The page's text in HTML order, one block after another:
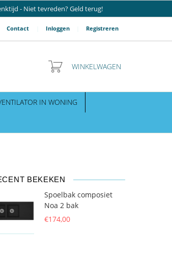
- Niet tevreden? Geld terug!
Contact Inloggen Registreren
WINKELWAGEN
IN WONING
BEKEKEN
Spoelbak composiet
Noa 2 bak
€174,00